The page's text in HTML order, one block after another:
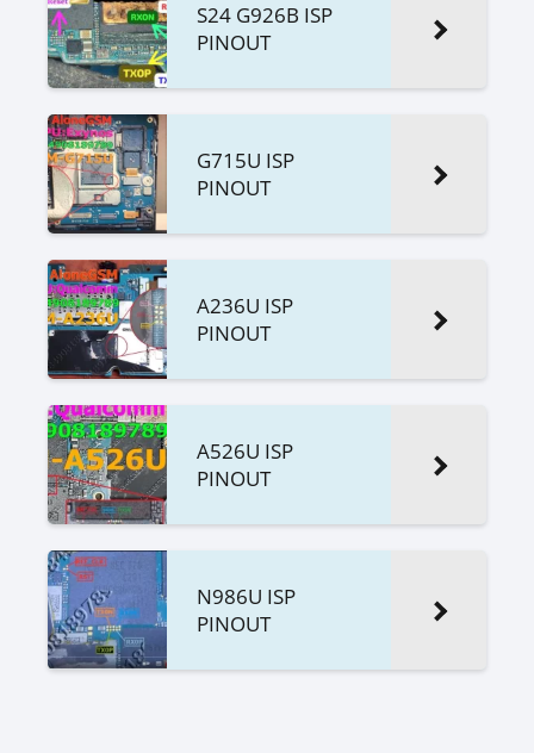
S24 G926B ISP
PINOUT
G715U ISP
PINOUT
A236U ISP
PINOUT
A526U ISP
PINOUT
N986U ISP
PINOUT